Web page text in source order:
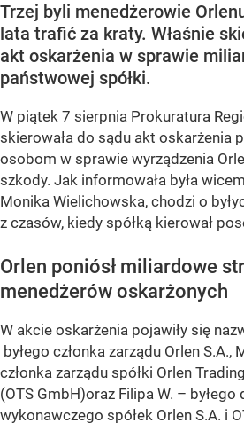
Trzej byli menedżerowie
lata trafić za kraty. Właśnie
akt oskarżenia w sprawie
państwowej spółki.
W piątek 7 sierpnia Prokuratura
skierowała do sądu akt oskarżenia
osobom w sprawie wyrządzenia
szkody. Jak informowała była
Monika Wielichowska, chodzi o
z czasów, kiedy spółką kierował
Orlen poniósł miliardowe
menedżerów oskarżonych
W akcie oskarżenia pojawiły się
byłego członka zarządu Orlen S.A.,
członka zarządu spółki Orlen
(OTS GmbH)oraz Filipa W. – byłego
wykonawczego spółek Orlen S.A. i